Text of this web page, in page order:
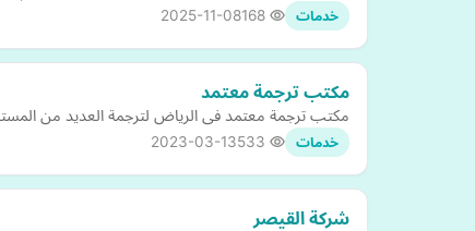
خدمات 2025-11-08
مكتب ترجمة معتمد
مكتب ترجمة معتمد فى الرياض لترجمة العديد من
خدمات 2023-03-13
شركة القيصر